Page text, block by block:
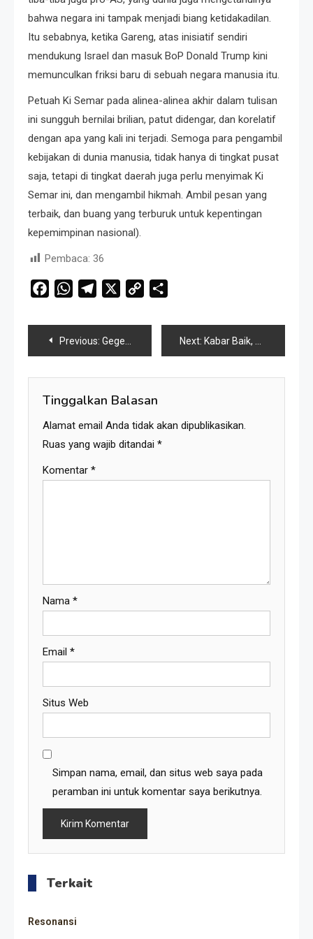
bahwa negara ini tampak menjadi biang ketidakadilan.
Itu sebabnya, ketika Gareng, atas inisiatif sendiri
mendukung Israel dan masuk BoP Donald Trump kini
memunculkan friksi baru di sebuah negara manusia itu.
Petuah Ki Semar pada alinea-alinea akhir dalam tulisan
ini sungguh bernilai brilian, patut didengar, dan korelatif
dengan apa yang kali ini terjadi. Semoga para pengambil
kebijakan di dunia manusia, tidak hanya di tingkat pusat
saja, tetapi di tingkat daerah juga perlu menyimak Ki
Semar ini, dan mengambil hikmah. Ambil pesan yang
terbaik, dan buang yang terburuk untuk kepentingan
kepemimpinan nasional).
Pembaca: 36
FacebookWhatsAppTelegram
Copy
Navigasi
pos
Previous: Geger Karang Kedempel: Menakar Cuan Batu Bara Kaltim dan Nasib IKN di PPU saat Dunia Sedang ‘Goro-Goro’ Next: Kabar Baik, Rumah Adat Paser PPU Kini Difungsikan Sebagai Rumah Singgah Pasien Gratis, Hubungi Nomor HP Tertera!
Tinggalkan Balasan
Alamat email Anda tidak akan dipublikasikan.
Ruas yang wajib ditandai *
Komentar *
Nama *
Email *
Situs Web
Simpan nama, email, dan situs web saya pada
peramban ini untuk komentar saya berikutnya.
Terkait
Resonansi